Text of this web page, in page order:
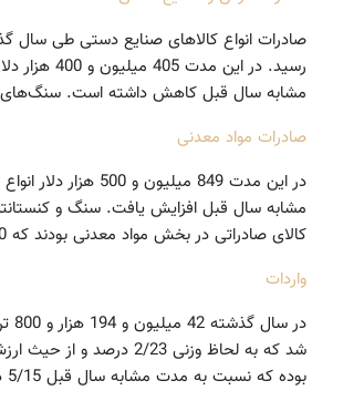
مشابه سال قبل کاهش داشته است. سنگ‌های
صادرات مواد معدنی
کالای صادراتی در بخش مواد معدنی بودند که 3/70 درصد از ارزش کل صادرات این بخش را به خود اختصاص دادند.
واردات
بوده که نسبت به مدت مشابه سال قبل 5/15 درصد کاهش داشت.